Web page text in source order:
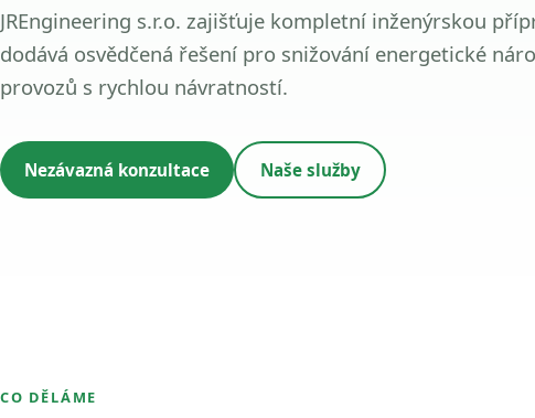
JREngineering s.r.o. zajišťuje kompletní inženýrskou
dodává osvědčená řešení pro snižování energetické
provozů s rychlou návratností.
Nezávazná konzultace Naše služby
CO DĚLÁME